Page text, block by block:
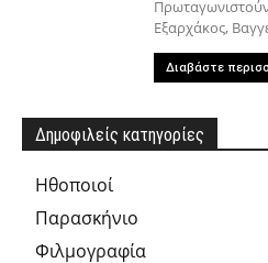
Εξαρχάκος,
Διαβάστε
Δημοφιλείς κατηγορίες
Hθοποιοί
Παρασκήνιο
Φιλμογραφία